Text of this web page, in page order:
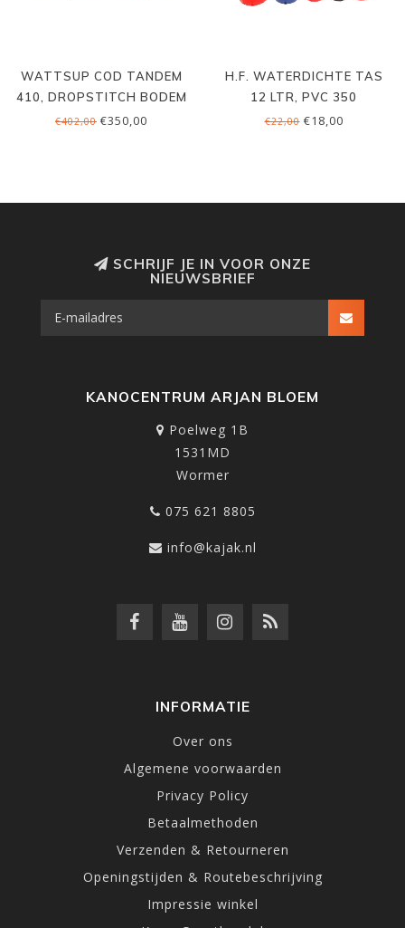
WATTSUP COD TANDEM
410, DROPSTITCH BODEM
€402,00 €350,00
H.F. WATERDICHTE TAS
12 LTR, PVC 350
€22,00€18,00
SCHRIJF JE IN VOOR ONZE
NIEUWSBRIEF
KANOCENTRUM ARJAN BLOEM
Poelweg 1B
1531MD
Wormer
075 621 8805
info@kajak.nl
INFORMATIE
Over ons
Algemene voorwaarden
Privacy Policy
Betaalmethoden
Verzenden & Retourneren
Openingstijden & Routebeschrijving
Impressie winkel